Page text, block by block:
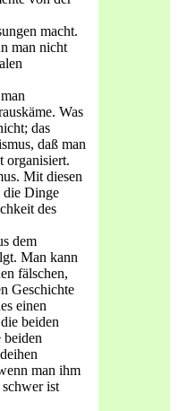
macht.
man nicht
Was
das
daß man
organisiert.
Mit die­sen
die Dinge
des
dem
Man kann
fälschen,
Geschichte
einen
beiden
beiden
man ihm
ist